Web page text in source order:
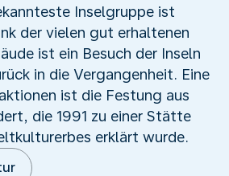
Inselgruppe ist
der vielen gut erhaltenen
ist ein Besuch der Inseln
in die Vergangenheit. Eine
ist die Festung aus
die 1991 zu einer Stätte
erklärt wurde.